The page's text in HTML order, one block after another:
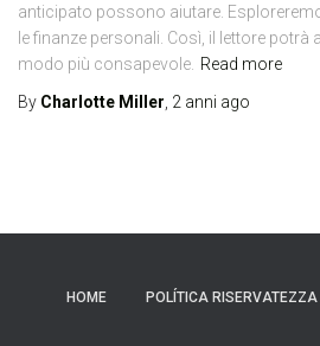
anticipato possono aiutare.
le finanze personali. Così, il lettore potrà
modo più consapevole. Read more
By Charlotte Miller 2 anni ago
HOME POLÍTICA RISERVATEZZA